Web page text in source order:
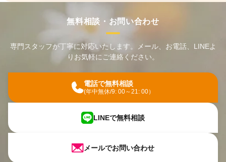
無料相談・お問い合わせ
専門スタッフが丁寧に対応いたします。メール、お電話、LINEよ
りお気軽にご連絡ください。
電話で無料相談
(年中無休/9: 00～21: 00）
LINEで無料相談
メールでお問い合わせ